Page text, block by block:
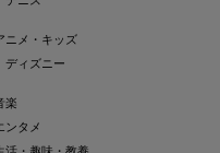
ニメ・キッズ
ディズニー
楽
ンタメ
活・趣味・教養